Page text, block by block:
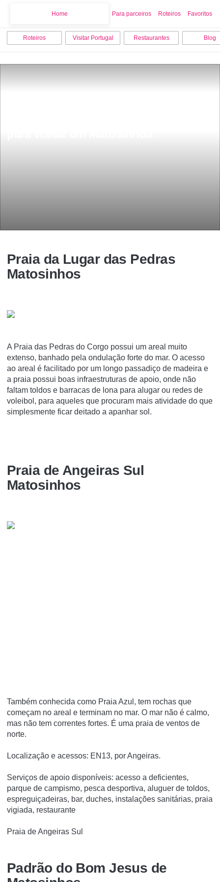
Home Para parceiros Roteiros Favoritos
Roteiros Visitar Portugal Restaurantes Blog
Praia da Lugar das Pedras
Matosinhos
A Praia das Pedras do Corgo possui um areal muito
extenso, banhado pela ondulação forte do mar. O acesso
ao areal é facilitado por um longo passadiço de madeira e
a praia possui boas infraestruturas de apoio, onde não
faltam toldos e barracas de lona para alugar ou redes de
voleibol, para aqueles que procuram mais atividade do que
simplesmente ficar deitado a apanhar sol.
Praia de Angeiras Sul
Matosinhos
Também conhecida como Praia Azul, tem rochas que
começam no areal e terminam no mar. O mar não é calmo,
mas não tem correntes fortes. É uma praia de ventos de
norte.
Localização e acessos: EN13, por Angeiras.
Serviços de apoio disponíveis: acesso a deficientes,
parque de campismo, pesca desportiva, aluguer de toldos,
espreguiçadeiras, bar, duches, instalações sanitárias, praia
vigiada, restaurante
Praia de Angeiras Sul
Padrão do Bom Jesus de